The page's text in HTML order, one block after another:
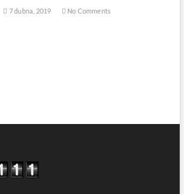
7 dubna, 2019 No Comments